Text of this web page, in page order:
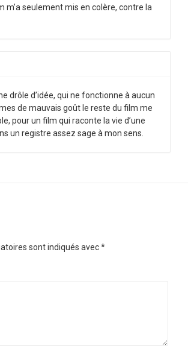
m’a seulement mis en colère, contre la
drôle d’idée, qui ne fonctionne à aucun
de mauvais goût le reste du film me
pour un film qui raconte la vie d’une
un registre assez sage à mon sens.
sont indiqués avec*